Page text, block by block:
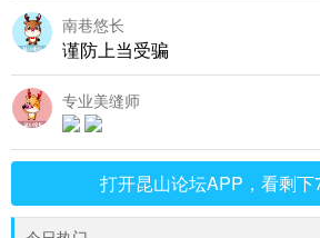
南巷悠长
谨防上当受骗
专业美缝师
打开昆山论坛APP，看剩下